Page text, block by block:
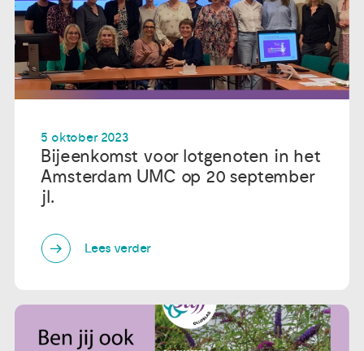
5 oktober 2023
Bijeenkomst voor lotgenoten in het
Amsterdam UMC op 20 september
jl.
Lees verder